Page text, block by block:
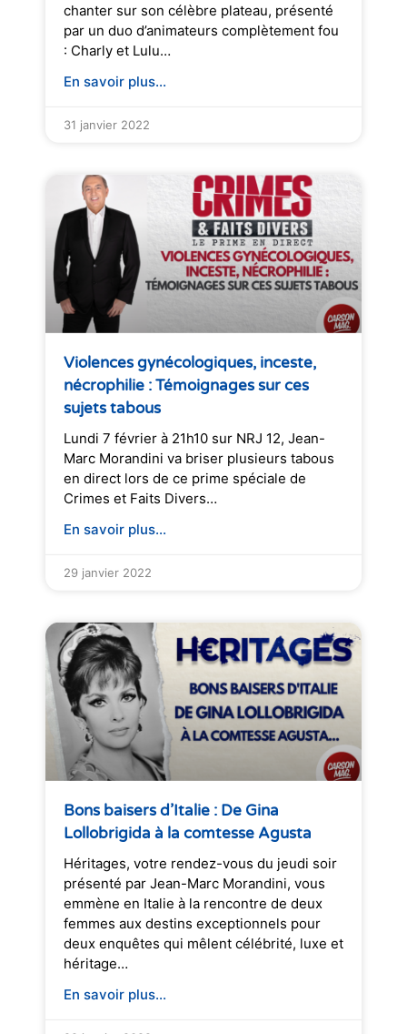
chanter sur son célèbre plateau, présenté
par un duo d’animateurs complètement fou
: Charly et Lulu…
En savoir plus...
31 janvier 2022
Violences gynécologiques, inceste,
nécrophilie : Témoignages sur ces
sujets tabous
Lundi 7 février à 21h10 sur NRJ 12, Jean-
Marc Morandini va briser plusieurs tabous
en direct lors de ce prime spéciale de
Crimes et Faits Divers…
En savoir plus...
29 janvier 2022
Bons baisers d’Italie : De Gina
Lollobrigida à la comtesse Agusta
Héritages, votre rendez-vous du jeudi soir
présenté par Jean-Marc Morandini, vous
emmène en Italie à la rencontre de deux
femmes aux destins exceptionnels pour
deux enquêtes qui mêlent célébrité, luxe et
héritage…
En savoir plus...